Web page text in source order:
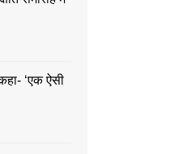
‘एक ऐसी